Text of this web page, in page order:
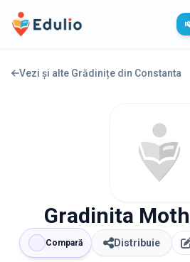
Edulio
Vezi și alte Grădinițe din Constanta
Gradinita
Compară Distribuie